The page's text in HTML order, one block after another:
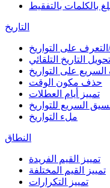
بالكلمات بالتفقيط
التاريخ
على التواريخ
تحويل التاريخ التلقائي
السريع على التواريخ
حذف مكون الوقت
تمييز أيام العطلات
السريع للتواريخ
ملء التواريخ
النطاق
تمييز القيم الفريدة
تمييز القيم المختلفة
تمييز التكرارات